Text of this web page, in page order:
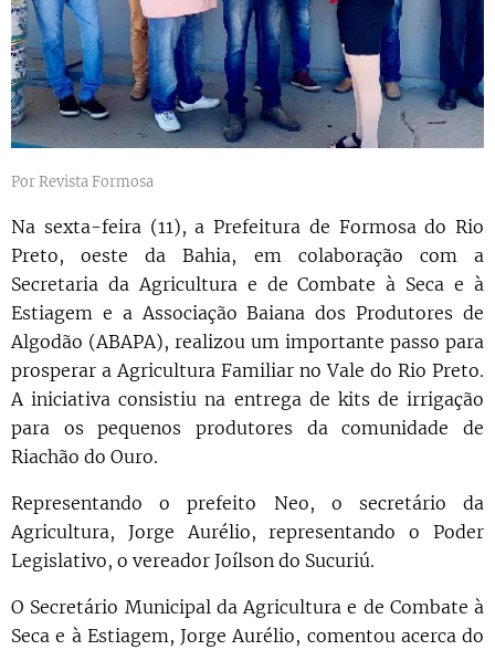
Por Revista Formosa
Na sexta-feira (11), a Prefeitura de Formosa do Rio
Preto, oeste da Bahia, em colaboração com a
Secretaria da Agricultura e de Combate à Seca e à
Estiagem e a Associação Baiana dos Produtores de
Algodão (ABAPA), realizou um importante passo para
prosperar a Agricultura Familiar no Vale do Rio Preto.
A iniciativa consistiu na entrega de kits de irrigação
para os pequenos produtores da comunidade de
Riachão do Ouro.
Representando o prefeito Neo, o secretário da
Agricultura, Jorge Aurélio, representando o Poder
Legislativo, o vereador Joílson do Sucuriú.
O Secretário Municipal da Agricultura e de Combate à
Seca e à Estiagem, Jorge Aurélio, comentou acerca do